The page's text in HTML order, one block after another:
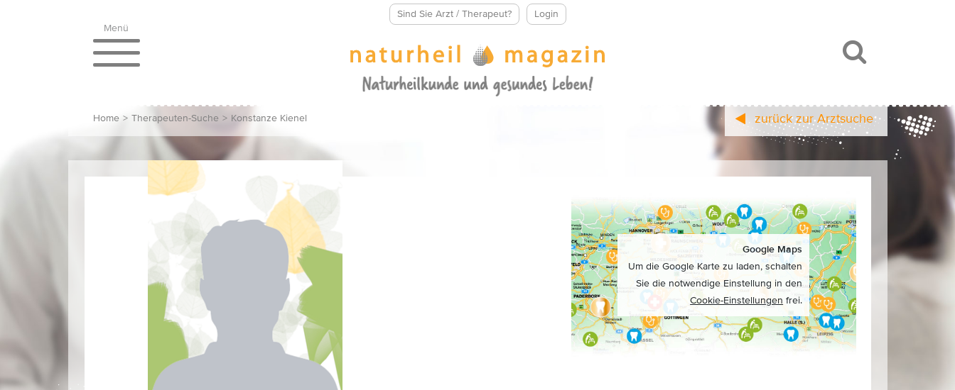
Sind Sie Arzt / Therapeut?
Login
Menü
Home > Therapeuten-Suche > Konstanze Kienel zurück zur Arztsuche
Google Maps
Um die Google Karte zu laden, schalten
Sie die notwendige Einstellung in den
Cookie-Einstellungen frei.